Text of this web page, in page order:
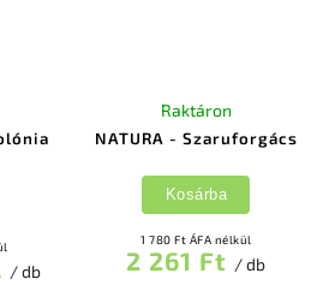
/ db
NATURA - Szaruforgács
Raktáron
1 780 Ft ÁFA nélkül
2 261 Ft / db
Kosárba